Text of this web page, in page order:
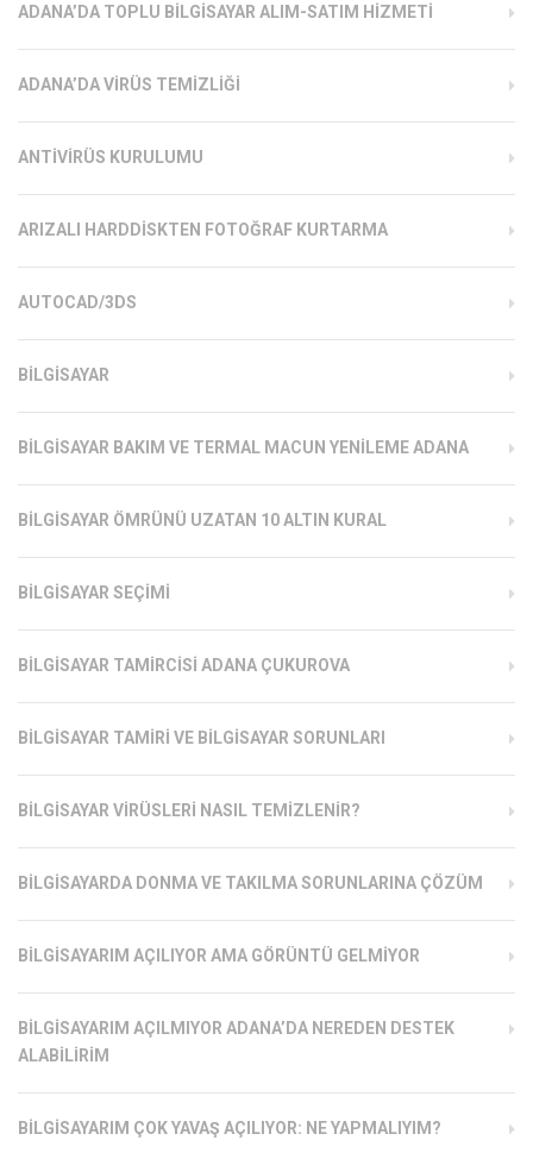
ADANA’DA TOPLU BILGISAYAR ALIM-SATIM HIZMETI
ADANA’DA VIRÜS TEMIZLIĞI
ANTIVIRÜS KURULUMU
ARIZALI HARDDISKTEN FOTOĞRAF KURTARMA
AUTOCAD/3DS
BILGISAYAR
BILGISAYAR BAKIM VE TERMAL MACUN YENILEME ADANA
BILGISAYAR ÖMRÜNÜ UZATAN 10 ALTIN KURAL
BILGISAYAR SEÇIMI
BILGISAYAR TAMIRCISI ADANA ÇUKUROVA
BILGISAYAR TAMIRI VE BILGISAYAR SORUNLARI
BILGISAYAR VIRÜSLERI NASIL TEMIZLENIR?
BILGISAYARDA DONMA VE TAKILMA SORUNLARINA ÇÖZÜM
BILGISAYARIM AÇILIYOR AMA GÖRÜNTÜ GELMIYOR
BILGISAYARIM AÇILMIYOR ADANA’DA NEREDEN DESTEK
ALABILIRIM
BILGISAYARIM ÇOK YAVAŞ AÇILIYOR: NE YAPMALIYIM?